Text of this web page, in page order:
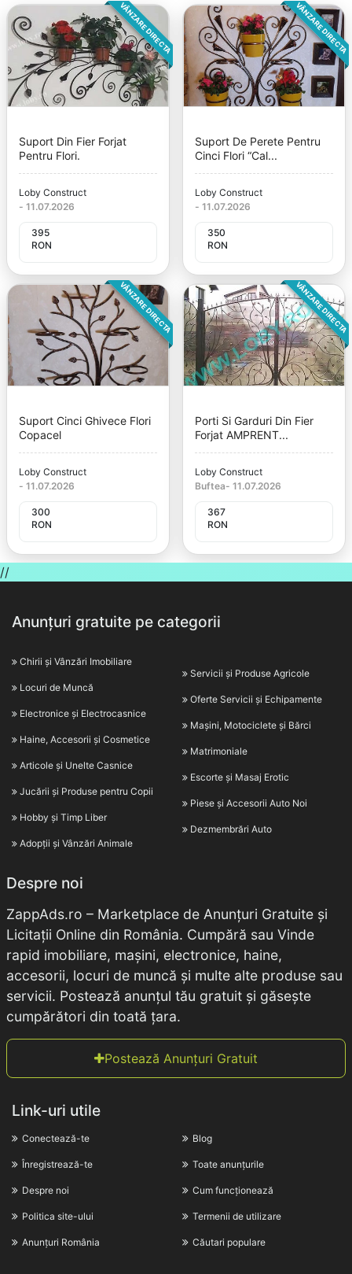
VÂNZARE DIRECTA
Suport Din Fier Forjat
Pentru Flori.
Loby Construct
- 11.07.2026
395
RON
VÂNZARE DIRECTA
Suport De Perete Pentru
Cinci Flori “Cal...
Loby Construct
- 11.07.2026
350
RON
VÂNZARE DIRECTA
Suport Cinci Ghivece Flori
Copacel
Loby Construct
- 11.07.2026
300
RON
VÂNZARE DIRECTA
Porti Si Garduri Din Fier
Forjat AMPRENT...
Loby Construct
Buftea- 11.07.2026
367
RON
//
Anunțuri gratuite pe categorii
Chirii și Vânzări Imobiliare
Locuri de Muncă
Electronice și Electrocasnice
Haine, Accesorii și Cosmetice
Articole și Unelte Casnice
Jucării și Produse pentru Copii
Hobby și Timp Liber
Adopții și Vânzări Animale
Servicii și Produse Agricole
Oferte Servicii și Echipamente
Mașini, Motociclete și Bărci
Matrimoniale
Escorte și Masaj Erotic
Piese și Accesorii Auto Noi
Dezmembrări Auto
Despre noi
ZappAds.ro – Marketplace de Anunțuri Gratuite și
Licitații Online din România. Cumpără sau Vinde
rapid imobiliare, mașini, electronice, haine,
accesorii, locuri de muncă și multe alte produse sau
servicii. Postează anunțul tău gratuit și găsește
cumpărători din toată țara.
Postează Anunțuri Gratuit
Link-uri utile
Conectează-te
Înregistrează-te
Despre noi
Politica site-ului
Anunțuri România
Blog
Toate anunțurile
Cum funcționează
Termenii de utilizare
Căutari populare